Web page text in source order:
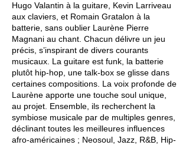
Hugo Valantin à la guitare, Kevin Larriveau
aux claviers, et Romain Gratalon à la
batterie, sans oublier Laurène Pierre
Magnani au chant. Chacun délivre un jeu
précis, s’inspirant de divers courants
musicaux. La guitare est funk, la batterie
plutôt hip-hop, une talk-box se glisse dans
certaines compositions. La voix profonde de
Laurène apporte une touche soul unique,
au projet. Ensemble, ils recherchent la
symbiose musicale par de multiples genres,
déclinant toutes les meilleures influences
afro-américaines ; Neosoul, Jazz, R&B, Hip-